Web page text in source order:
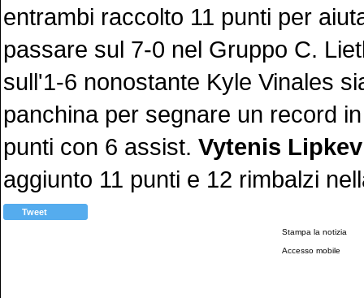
entrambi raccolto 11 punti per
passare sul 7-0 nel Gruppo C.
sull'1-6 nonostante Kyle Vinales
panchina per segnare un record
punti con 6 assist. Vytenis
aggiunto 11 punti e 12 rimbalzi
Tweet
Stampa la notizia
Accesso mobile